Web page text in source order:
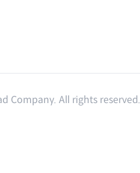
Company. All rights reserved.